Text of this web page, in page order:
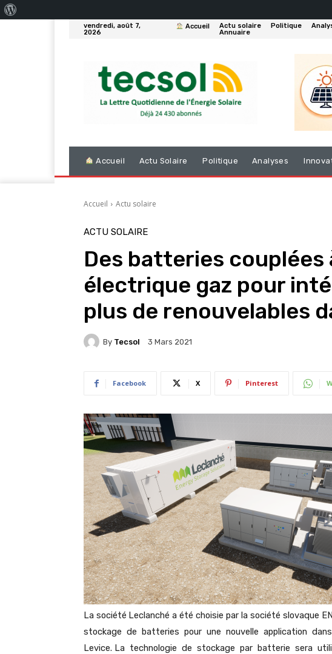
vendredi, août 7,
2026
Accueil Actu solaire Politique
Annuaire
Accueil Actu Solaire Politique Analyses
Accueil Actu solaire
ACTU SOLAIRE
Des batteries couplées
électrique gaz pour
plus de renouvelables
By Tecsol 3 Mars 2021
Facebook X Pinterest
La société Leclanché a été choisie par la société slovaque
stockage de batteries pour une nouvelle application dans
Levice. La technologie de stockage par batterie sera